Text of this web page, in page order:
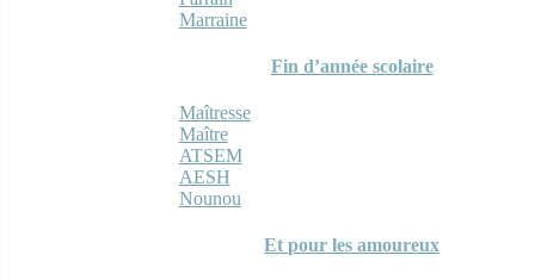
Marraine
Fin d’année scolaire
Maîtresse
Maître
ATSEM
AESH
Nounou
Et pour les amoureux